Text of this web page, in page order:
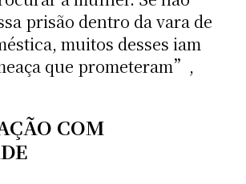
prisão dentro da vara de
muitos desses iam
que prometeram”,
COM